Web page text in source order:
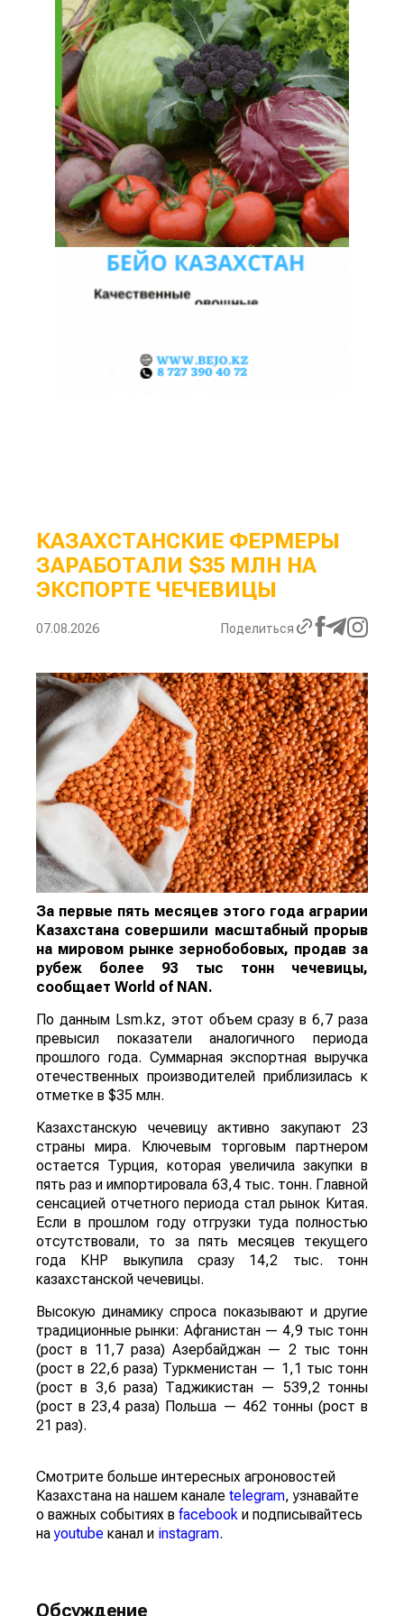
КАЗАХСТАНСКИЕ ФЕРМЕРЫ
ЗАРАБОТАЛИ $35 МЛН НА
ЭКСПОРТЕ ЧЕЧЕВИЦЫ
07.08.2026 Поделиться
За первые пять месяцев этого года аграрии
Казахстана совершили масштабный прорыв
на мировом рынке зернобобовых, продав за
рубеж более 93 тыс тонн чечевицы,
сообщает World of NAN .
По данным Lsm.kz, этот объем сразу в 6,7 раза
превысил показатели аналогичного периода
прошлого года. Суммарная экспортная выручка
отечественных производителей приблизилась к
отметке в $35 млн.
Казахстанскую чечевицу активно закупают 23
страны мира. Ключевым торговым партнером
остается Турция, которая увеличила закупки в
пять раз и импортировала 63,4 тыс. тонн. Главной
сенсацией отчетного периода стал рынок Китая.
Если в прошлом году отгрузки туда полностью
отсутствовали, то за пять месяцев текущего
года КНР выкупила сразу 14,2 тыс. тонн
казахстанской чечевицы.
Высокую динамику спроса показывают и другие
традиционные рынки: Афганистан — 4,9 тыс тонн
(рост в 11,7 раза) Азербайджан — 2 тыс тонн
(рост в 22,6 раза) Туркменистан — 1,1 тыс тонн
(рост в 3,6 раза) Таджикистан — 539,2 тонны
(рост в 23,4 раза) Польша — 462 тонны (рост в
21 раз).
Смотрите больше интересных агроновостей
Казахстана на нашем канале telegram, узнавайте
о важных событиях в facebook и подписывайтесь
наyoutube канал и instagram.
Обсуждение